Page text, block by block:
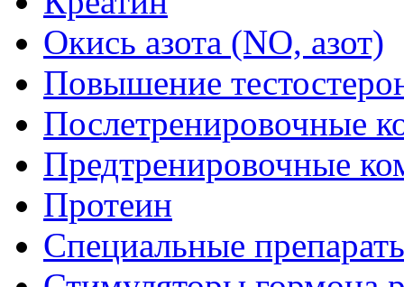
Окись азота (NO, азот)
Повышение
Послетренировочные
Предтренировочные
Протеин
Специальные